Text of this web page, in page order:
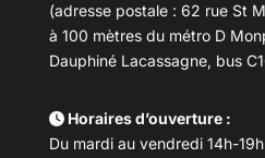
(adresse postale : 62 rue St
à 100 mètres du métro D
Dauphiné Lacassagne, bus
Horaires d’ouverture :
Du mardi au vendredi 14h-19h